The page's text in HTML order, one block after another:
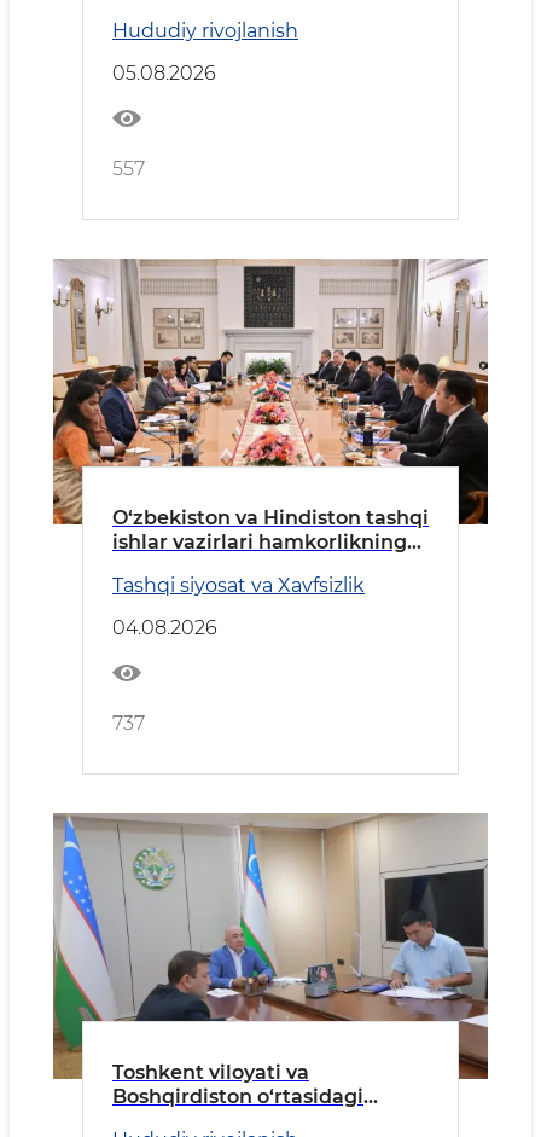
Hududiy rivojlanish
05.08.2026
557
O‘zbekiston va Hindiston tashqi
ishlar vazirlari hamkorlikning
muhokama qildi
Tashqi siyosat va Xavfsizlik
04.08.2026
737
Toshkent viloyati va
Boshqirdiston o‘rtasidagi